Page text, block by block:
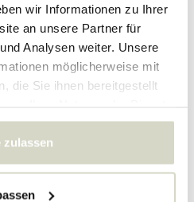
wir Informationen zu Ihrer
an unsere Partner für
Analysen weiter. Unsere
möglicherweise mit
die Sie ihnen bereitgestellt
zulassen
Broste Copenhagen
Nola Hocker kürbisorange
142.00 €